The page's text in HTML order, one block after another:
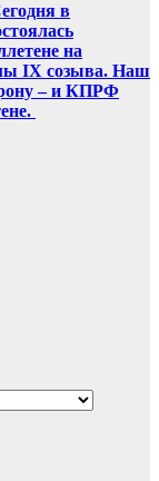
в
на
IX созыва. Наш
– и КПРФ